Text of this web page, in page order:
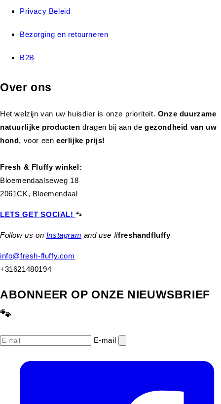
Privacy Beleid
Bezorging en retourneren
B2B
Over ons
Het welzijn van uw huisdier is onze prioriteit. Onze duurzame
natuurlijke productendragen bij aan de gezondheid van uw
hond, voor eeneerlijke prijs!
Fresh & Fluffy winkel:
Bloemendaalseweg 18
2061CK, Bloemendaal
LETS GET SOCIAL!🐾
Follow us on Instagram and use #freshandfluffy
info@fresh-fluffy.com
+31621480194
ABONNEER OP ONZE NIEUWSBRIEF
🐾
E‑mail